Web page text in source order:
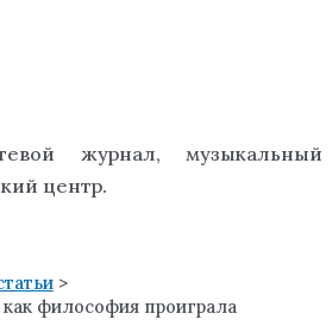
журнал, музыкальный
центр.
философия проиграла